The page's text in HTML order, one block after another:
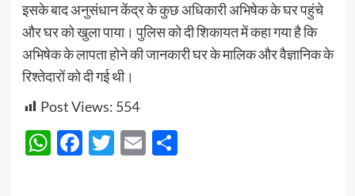
इसके बाद अनुसंधान केंद्र के कुछ अधिकारी अभिषेक के घर पहुंचे
और घर को खुला पाया। पुलिस को दी शिकायत में कहा गया है कि
अभिषेक के लापता होने की जानकारी घर के मालिक और वैज्ञानिक के
रिश्तेदारों को दी गई थी।
Post Views: 554
WhatsApp
Facebook
Twitter
EmailShare